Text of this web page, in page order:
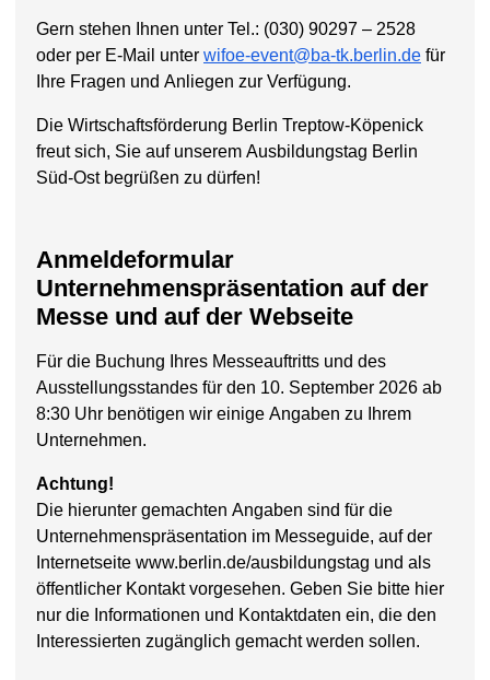
Gern stehen Ihnen unter Tel.: (030) 90297 – 2528
oder per E-Mail unter wifoe-event@ba-tk.berlin.de für
Ihre Fragen und Anliegen zur Verfügung.
Die Wirtschaftsförderung Berlin Treptow-Köpenick
freut sich, Sie auf unserem Ausbildungstag Berlin
Süd-Ost begrüßen zu dürfen!
Anmeldeformular
Unternehmenspräsentation auf der
Messe und auf der Webseite
Für die Buchung Ihres Messeauftritts und des
Ausstellungsstandes für den 10. September 2026 ab
8:30 Uhr benötigen wir einige Angaben zu Ihrem
Unternehmen.
Achtung!
Die hierunter gemachten Angaben sind für die
Unternehmenspräsentation im Messeguide, auf der
Internetseite www.berlin.de/ausbildungstag und als
öffentlicher Kontakt vorgesehen. Geben Sie bitte hier
nur die Informationen und Kontaktdaten ein, die den
Interessierten zugänglich gemacht werden sollen.